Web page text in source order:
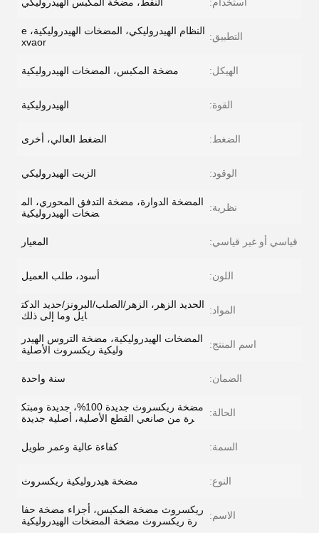
التطبيق:
النظام الهيدروليكي، المضخات الهيدروليكية، e
xvaor
الهيكل: مضخة المكبس، المضخات الهيدروليكية
القوة: الهيدروليكية
الضغط: الضغط العالي، أخرى
الوقود: الزيت الهيدروليكي
نظرية:
المضخة الدوارة، مضخة التدفق المحوري، الم
ضخات الهيدروليكية
قياسي أو غير قياسي: المعيار
اللون: أسود، طلب العميل
المواد: الحديد الزهر، الزهر/الصلب/البرونز/حديد الدكت
ايل وما إلى ذلك
اسم المنتج:
المضخات الهيدروليكية، مضخة التروس الهيدر
وليكية ريكسروث الأصلية
الضمان: سنة واحدة
الحالة:
مضخة ريكسروث جديدة 100%، جديدة ومبتك
رة من صانعي القطع الأصلية، أصلية جديدة
السمة: كفاءة عالية وعمر طويل
النوع: مضخة هيدروليكية ريكسروث
الاسم:
ريكسروث مضخة المكبس، أجزاء مضخة حفا
رة ريكسروث مضخة المضخات الهيدروليكية